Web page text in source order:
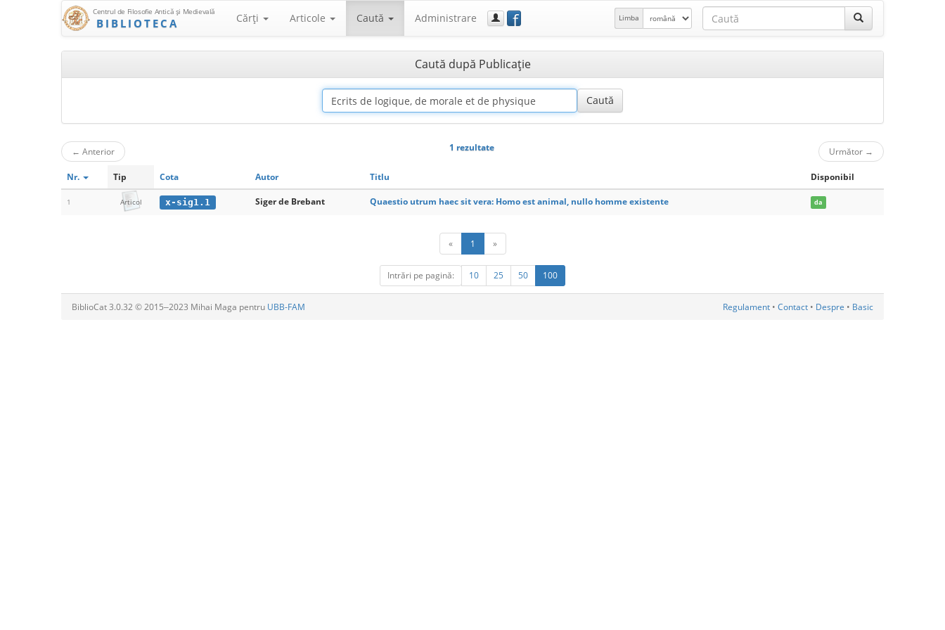
Centrul de Filosofie Antică şi Medievală
BIBLIOTECA Cărţi Articole Caută Administrare f Limba
Caută după Publicaţie
← Anterior 1 rezultate Următor →
Nr. Tip Cota Autor Titlu Disponibil
1 Articol x-sig1.1 Siger de Brebant Quaestio utrum haec sit vera: Homo est animal, nullo homme existente da
« 1 »
Intrări pe pagină: 10 25 50 100
BiblioCat 3.0.32 © 2015‒2023 Mihai Maga pentru UBB-FAM Regulament • Contact • Despre • Basic